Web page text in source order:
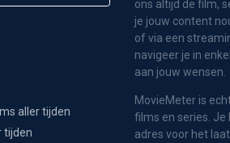
aller tijden
tijden
ons altijd de film,
je jouw content
of via een
navigeer je in
aan jouw wensen.
MovieMeter is
films en series. Je
adres voor het